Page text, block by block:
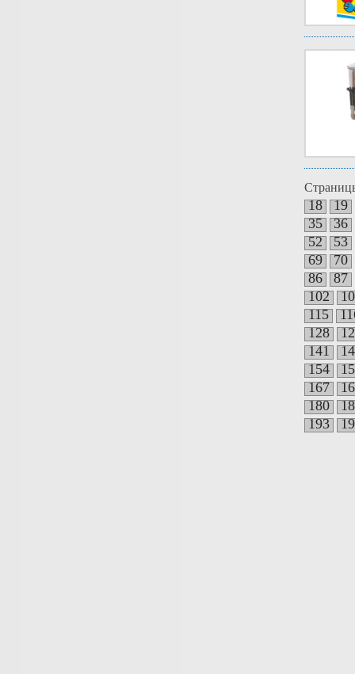
18
19
35
36
52
53
69
70
86
87
102
115
128
141
154
167
180
193